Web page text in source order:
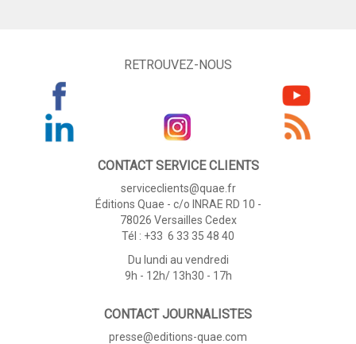
RETROUVEZ-NOUS
CONTACT SERVICE CLIENTS
serviceclients@quae.fr
Éditions Quae - c/o INRAE RD 10 -
78026 Versailles Cedex
Tél : +33 6 33 35 48 40
Du lundi au vendredi
9h - 12h/ 13h30 - 17h
CONTACT JOURNALISTES
presse@editions-quae.com